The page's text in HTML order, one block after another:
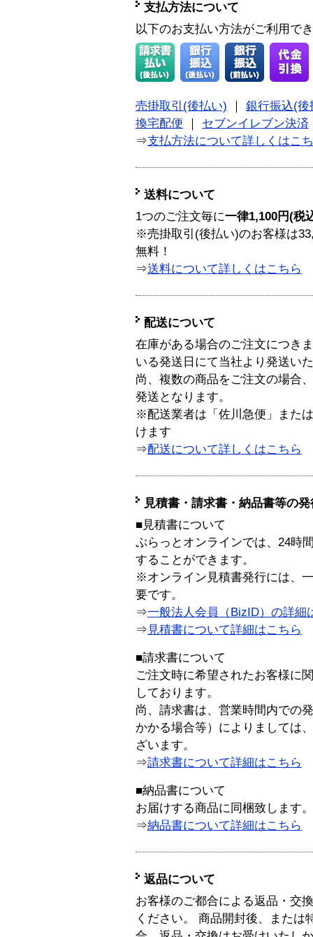
支払方法について
以下のお支払い方法がご利用で
売掛取引(後払い)
銀行振込(後
換宅配便
セブンイレブン決済
⇒支払方法について詳しくはこ
送料について
1つのご注文毎に一律1,100円(税
※売掛取引(後払い)のお客様は
無料！
⇒送料について詳しくはこちら
配送について
在庫がある場合のご注文につき
いる発送日にて当社より発送い
尚、複数の商品をご注文の場合
発送となります。
※配送業者は「佐川急便」また
けます
⇒配送について詳しくはこちら
見積書・請求書・納品書等の
■見積書について
ぷらっとオンラインでは、24時
することができます。
※オンライン見積書発行には、
要です。
⇒一般法人会員（BizID）の詳細
⇒ 見積書について詳細はこちら
■請求書について
ご注文時に希望されたお客様に
しております。
尚、請求書は、営業時間内での
かかる場合等）によりましては
ざいます。
⇒請求書について詳細はこちら
■納品書について
お届けする商品に同梱致します。
⇒納品書について詳細はこちら
返品について
お客様のご都合による返品・交
ください。 商品開封後、または